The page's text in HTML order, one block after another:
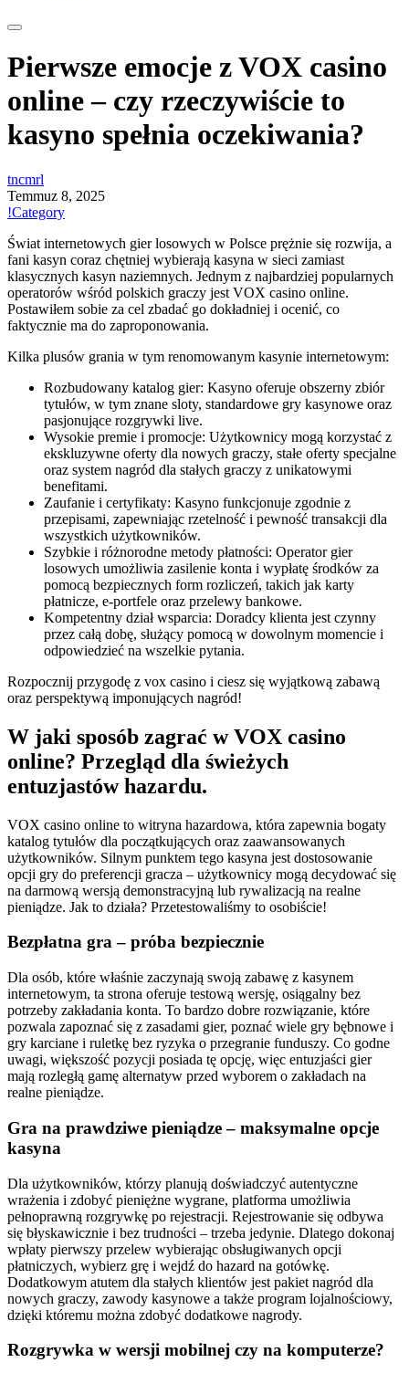
Pierwsze emocje z VOX casino
online – czy rzeczywiście to
kasyno spełnia oczekiwania?
tncmrl
Temmuz 8, 2025
!Category
Świat internetowych gier losowych w Polsce prężnie się rozwija, a
fani kasyn coraz chętniej wybierają kasyna w sieci zamiast
klasycznych kasyn naziemnych. Jednym z najbardziej popularnych
operatorów wśród polskich graczy jest VOX casino online.
Postawiłem sobie za cel zbadać go dokładniej i ocenić, co
faktycznie ma do zaproponowania.
Kilka plusów grania w tym renomowanym kasynie internetowym:
Rozbudowany katalog gier: Kasyno oferuje obszerny zbiór
tytułów, w tym znane sloty, standardowe gry kasynowe oraz
pasjonujące rozgrywki live.
Wysokie premie i promocje: Użytkownicy mogą korzystać z
ekskluzywne oferty dla nowych graczy, stałe oferty specjalne
oraz system nagród dla stałych graczy z unikatowymi
benefitami.
Zaufanie i certyfikaty: Kasyno funkcjonuje zgodnie z
przepisami, zapewniając rzetelność i pewność transakcji dla
wszystkich użytkowników.
Szybkie i różnorodne metody płatności: Operator gier
losowych umożliwia zasilenie konta i wypłatę środków za
pomocą bezpiecznych form rozliczeń, takich jak karty
płatnicze, e-portfele oraz przelewy bankowe.
Kompetentny dział wsparcia: Doradcy klienta jest czynny
przez całą dobę, służący pomocą w dowolnym momencie i
odpowiedzieć na wszelkie pytania.
Rozpocznij przygodę z vox casino i ciesz się wyjątkową zabawą
oraz perspektywą imponujących nagród!
W jaki sposób zagrać w VOX casino
online? Przegląd dla świeżych
entuzjastów hazardu.
VOX casino online to witryna hazardowa, która zapewnia bogaty
katalog tytułów dla początkujących oraz zaawansowanych
użytkowników. Silnym punktem tego kasyna jest dostosowanie
opcji gry do preferencji gracza – użytkownicy mogą decydować się
na darmową wersją demonstracyjną lub rywalizacją na realne
pieniądze. Jak to działa? Przetestowaliśmy to osobiście!
Bezpłatna gra – próba bezpiecznie
Dla osób, które właśnie zaczynają swoją zabawę z kasynem
internetowym, ta strona oferuje testową wersję, osiągalny bez
potrzeby zakładania konta. To bardzo dobre rozwiązanie, które
pozwala zapoznać się z zasadami gier, poznać wiele gry bębnowe i
gry karciane i ruletkę bez ryzyka o przegranie funduszy. Co godne
uwagi, większość pozycji posiada tę opcję, więc entuzjaści gier
mają rozległą gamę alternatyw przed wyborem o zakładach na
realne pieniądze.
Gra na prawdziwe pieniądze – maksymalne opcje
kasyna
Dla użytkowników, którzy planują doświadczyć autentyczne
wrażenia i zdobyć pieniężne wygrane, platforma umożliwia
pełnoprawną rozgrywkę po rejestracji. Rejestrowanie się odbywa
się błyskawicznie i bez trudności – trzeba jedynie. Dlatego dokonaj
wpłaty pierwszy przelew wybierając obsługiwanych opcji
płatniczych, wybierz grę i wejdź do hazard na gotówkę.
Dodatkowym atutem dla stałych klientów jest pakiet nagród dla
nowych graczy, zawody kasynowe a także program lojalnościowy,
dzięki któremu można zdobyć dodatkowe nagrody.
Rozgrywka w wersji mobilnej czy na komputerze?